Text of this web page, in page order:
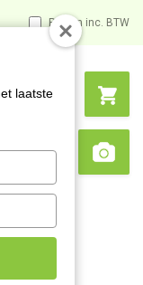
Prijzen inc. BTW
Search
laatste